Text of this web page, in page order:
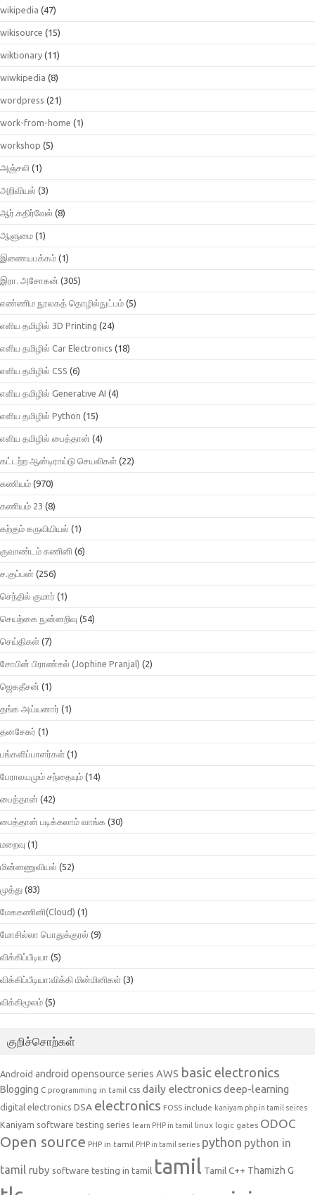
wikipedia (47)
wikisource (15)
wiktionary (11)
wiwkipedia (8)
wordpress (21)
work-from-home (1)
workshop (5)
அஞ்சலி (1)
அறிவியல் (3)
ஆர்.கதிர்வேல் (8)
ஆளுமை (1)
இணையபக்கம் (1)
இரா. அசோகன் (305)
எண்ணிம நூலகத் தொழில்நுட்பம் (5)
எளிய தமிழில் 3D Printing (24)
எளிய தமிழில் Car Electronics (18)
எளிய தமிழில் CSS (6)
எளிய தமிழில் Generative AI (4)
எளிய தமிழில் Python (15)
எளிய தமிழில் பைத்தான் (4)
கட்டற்ற ஆன்டிராய்டு செயலிகள் (22)
கணியம் (970)
கணியம் 23 (8)
கற்கும் கருவியியல் (1)
குவாண்டம் கணினி (6)
ச.குப்பன் (256)
செந்தில் குமார் (1)
செயற்கை நுன்னறிவு (54)
செய்திகள் (7)
சோபின் பிராண்சல் (Jophine Pranjal) (2)
ஜெகதீசன் (1)
தங்க அய்யனார் (1)
தனசேகர் (1)
பங்களிப்பாளர்கள் (1)
பேராலயமும் சந்தையும் (14)
பைத்தான் (42)
பைத்தான் படிக்கலாம் வாங்க (30)
மறைவு (1)
மின்னணுவியல் (52)
முத்து (83)
மேககணினி(Cloud) (1)
மோசில்லா பொதுக்குரல் (9)
விக்கிப்பீடியா (5)
விக்கிப்பீடியா:விக்கி மின்மினிகள் (3)
விக்கிமூலம் (5)
குறிச்சொற்கள்
Android android opensource series AWS basic electronics
Blogging C programming in tamil css daily electronicsdeep-learning
digital electronics DSA electronics FOSS include kaniyam php in tamil seires
Kaniyam software testing series learn PHP in tamil linux logic gates ODOC
Open source PHP in tamil PHP in tamil series python python in
tamil ruby software testing in tamil tamil Tamil C++ Thamizh G